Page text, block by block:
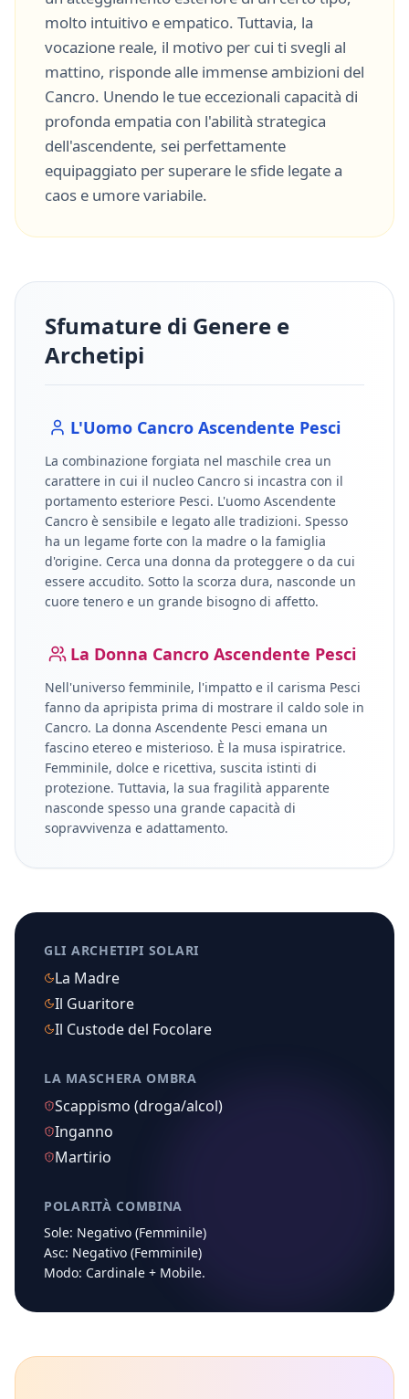
molto intuitivo e empatico. Tuttavia, la
vocazione reale, il motivo per cui ti svegli al
mattino, risponde alle immense ambizioni del
Cancro. Unendo le tue eccezionali capacità di
profonda empatia con l'abilità strategica
dell'ascendente, sei perfettamente
equipaggiato per superare le sfide legate a
caos e umore variabile.
Sfumature di Genere e
Archetipi
L'Uomo Cancro Ascendente Pesci
La combinazione forgiata nel maschile crea un
carattere in cui il nucleo Cancro si incastra con il
portamento esteriore Pesci. L'uomo Ascendente
Cancro è sensibile e legato alle tradizioni. Spesso
ha un legame forte con la madre o la famiglia
d'origine. Cerca una donna da proteggere o da cui
essere accudito. Sotto la scorza dura, nasconde un
cuore tenero e un grande bisogno di affetto.
La Donna Cancro Ascendente Pesci
Nell'universo femminile, l'impatto e il carisma Pesci
fanno da apripista prima di mostrare il caldo sole in
Cancro. La donna Ascendente Pesci emana un
fascino etereo e misterioso. È la musa ispiratrice.
Femminile, dolce e ricettiva, suscita istinti di
protezione. Tuttavia, la sua fragilità apparente
nasconde spesso una grande capacità di
sopravvivenza e adattamento.
GLI ARCHETIPI SOLARI
La Madre
Il Guaritore
Il Custode del Focolare
LA MASCHERA OMBRA
Scappismo (droga/alcol)
Inganno
Martirio
POLARITÀ COMBINA
Sole: Negativo (Femminile)
Asc: Negativo (Femminile)
Modo: Cardinale + Mobile.